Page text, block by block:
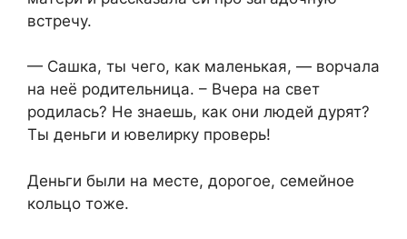
встречу.
— Сашка, ты чего, как маленькая, — ворчала
на неё родительница. – Вчера на свет
родилась? Не знаешь, как они людей дурят?
Ты деньги и ювелирку проверь!
Деньги были на месте, дорогое, семейное
кольцо тоже.